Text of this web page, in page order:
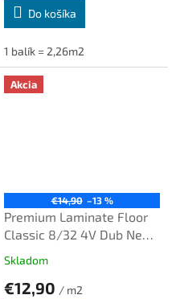
Do košíka
1 balík = 2,26m2
Akcia
€14,90 –13 %
Premium Laminate Floor
Classic 8/32 4V Dub New
Skladom
€12,90 / m2